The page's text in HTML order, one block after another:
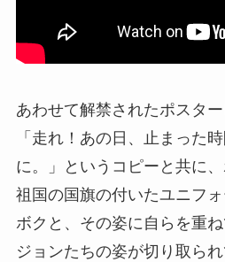
あわせて解禁されたポスター
「走れ！あの日、止まった
に。」というコピーと共に
祖国の国旗の付いたユニフ
ボクと、その姿に自らを重
ジョンたちの姿が切り取られ